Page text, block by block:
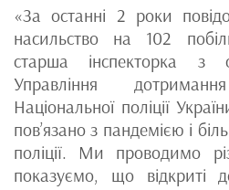
«За останні 2 роки
насильство на 102
старша інспекторка з
Управління
Національної поліції
пов’язано з пандемією і
поліції. Ми проводимо
показуємо, що відкриті